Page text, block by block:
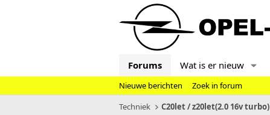
Forums Wat is er nieuw
Nieuwe berichten
Zoek in forum
Techniek
C20let / z20let(2.0 16v turbo)